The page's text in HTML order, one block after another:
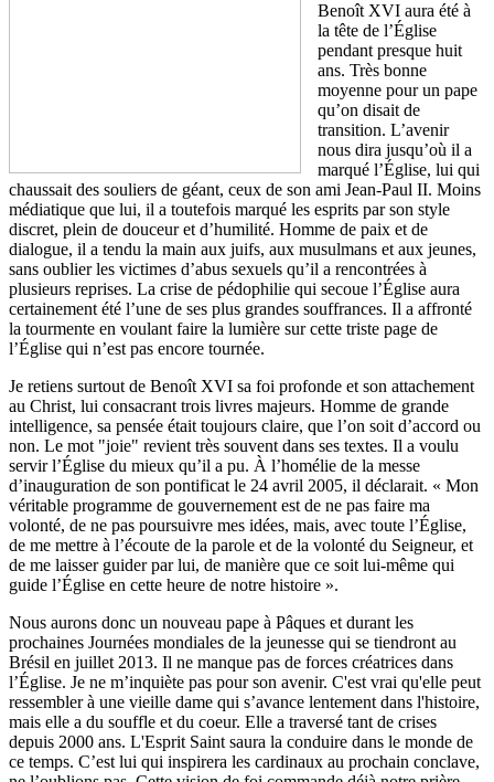
Benoît XVI aura été à
la tête de l’Église
pendant presque huit
ans. Très bonne
moyenne pour un pape
qu’on disait de
transition. L’avenir
nous dira jusqu’où il a
marqué l’Église, lui qui
chaussait des souliers de géant, ceux de son ami Jean-Paul II. Moins
médiatique que lui, il a toutefois marqué les esprits par son style
discret, plein de douceur et d’humilité. Homme de paix et de
dialogue, il a tendu la main aux juifs, aux musulmans et aux jeunes,
sans oublier les victimes d’abus sexuels qu’il a rencontrées à
plusieurs reprises. La crise de pédophilie qui secoue l’Église aura
certainement été l’une de ses plus grandes souffrances. Il a affronté
la tourmente en voulant faire la lumière sur cette triste page de
l’Église qui n’est pas encore tournée.
Je retiens surtout de Benoît XVI sa foi profonde et son attachement
au Christ, lui consacrant trois livres majeurs. Homme de grande
intelligence, sa pensée était toujours claire, que l’on soit d’accord ou
non. Le mot "joie" revient très souvent dans ses textes. Il a voulu
servir l’Église du mieux qu’il a pu. À l’homélie de la messe
d’inauguration de son pontificat le 24 avril 2005, il déclarait. « Mon
véritable programme de gouvernement est de ne pas faire ma
volonté, de ne pas poursuivre mes idées, mais, avec toute l’Église,
de me mettre à l’écoute de la parole et de la volonté du Seigneur, et
de me laisser guider par lui, de manière que ce soit lui-même qui
guide l’Église en cette heure de notre histoire ».
Nous aurons donc un nouveau pape à Pâques et durant les
prochaines Journées mondiales de la jeunesse qui se tiendront au
Brésil en juillet 2013. Il ne manque pas de forces créatrices dans
l’Église. Je ne m’inquiète pas pour son avenir. C'est vrai qu'elle peut
ressembler à une vieille dame qui s’avance lentement dans l'histoire,
mais elle a du souffle et du coeur. Elle a traversé tant de crises
depuis 2000 ans. L'Esprit Saint saura la conduire dans le monde de
ce temps. C’est lui qui inspirera les cardinaux au prochain conclave,